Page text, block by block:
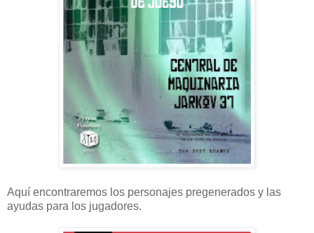
Aquí encontraremos los personajes pregenerados y las
ayudas para los jugadores.